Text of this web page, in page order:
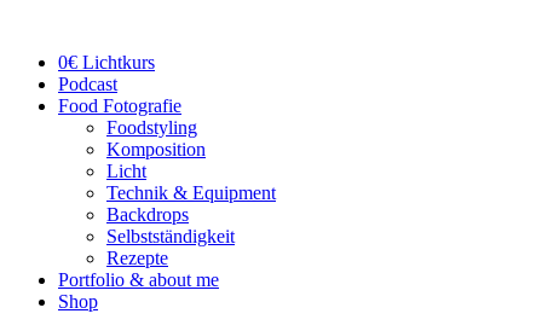
0€ Lichtkurs
Podcast
Food Fotografie
Foodstyling
Komposition
Licht
Technik & Equipment
Backdrops
Selbstständigkeit
Rezepte
Portfolio & about me
Shop